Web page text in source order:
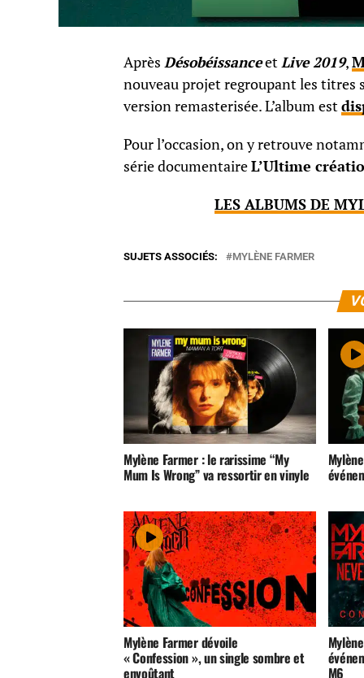
Après DésobéissanceetLive 2019,
nouveau projet regroupant les titres
version remasterisée. L’album est
Pour l’occasion, on y retrouve
série documentaireL’Ultime
LES ALBUMS DE
SUJETS ASSOCIÉS: MYLÈNE FARMER
Mylène Farmer : le rarissime “My
Mum Is Wrong” va ressortir en vinyle
Mylène Farmer dévoile
« Confession », un single sombre et
envoûtant M6